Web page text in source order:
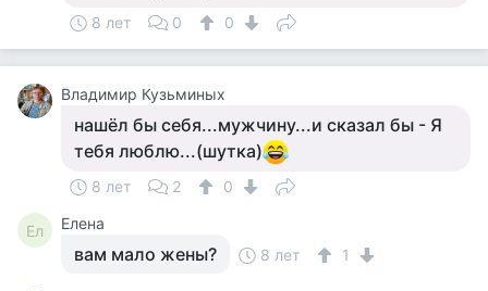
8 лет 0 0
Владимир Кузьминых
нашёл бы себя...мужчину...и сказал бы - Я
тебя люблю...(шутка)
8 лет 2 0
Ел Елена
вам мало жены? 8 лет 1